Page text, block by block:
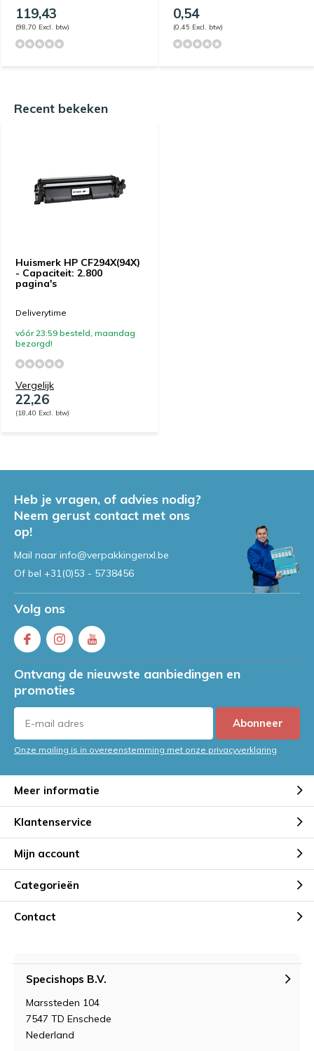
119,43
(98,70 Excl. btw)
0,54
(0,45 Excl. btw)
Recent bekeken
Huismerk HP CF294X(94X)
- Capaciteit: 2.800
pagina's
Deliverytime
vóór 23:59 besteld, maandag
bezorgd!
Vergelijk
22,26
(18,40 Excl. btw)
Heb je vragen, of advies nodig?
Neem gerust contact met ons
op!
Mail naar info@verpakkingenxl.be
Of bel +31(0)53 - 5738456
Volg ons
Ontvang de nieuwste aanbiedingen en
promoties
Abonneer
Onze mailing is in overeenstemming met onze privacyverklaring
Meer informatie
Klantenservice
Mijn account
Categorieën
Contact
Specishops B.V.
Marssteden 104
7547 TD Enschede
Nederland